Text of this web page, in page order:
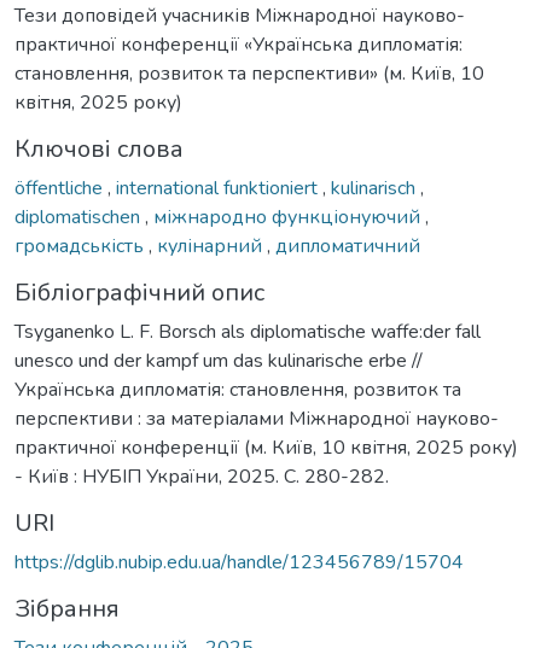
Тези доповідей учасників Міжнародної науково-
практичної конференції «Українська дипломатія:
становлення, розвиток та перспективи» (м. Київ, 10
квітня, 2025 року)
Ключові слова
öffentliche , international funktioniert, kulinarisch ,
diplomatischen , міжнародно функціонуючий ,
громадськість , кулінарний , дипломатичний
Бібліографічний опис
Tsyganenko L. F. Borsch als diplomatische waffe:der fall
unesco und der kampf um das kulinarische erbe //
Українська дипломатія: становлення, розвиток та
перспективи : за матеріалами Міжнародної науково-
практичної конференції (м. Київ, 10 квітня, 2025 року)
- Київ : НУБІП України, 2025. С. 280-282.
URI
https://dglib.nubip.edu.ua/handle/123456789/15704
Зібрання